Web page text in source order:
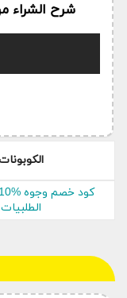
شرح الشراء
الطلبيات